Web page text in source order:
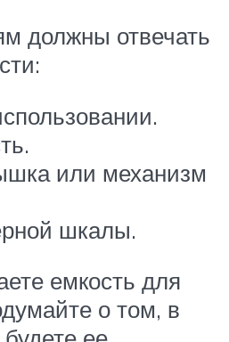
должны отвечать
или механизм
шкалы.
емкость для
о том, в